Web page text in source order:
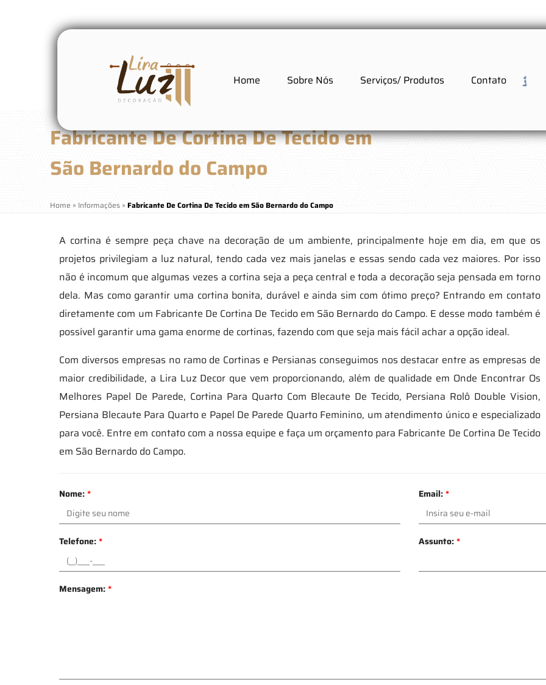
Home Sobre Nós Serviços/ Produtos Contato
Fabricante De Cortina De Tecido em
São Bernardo do Campo
Home » Informações »Fabricante De Cortina De Tecido em São Bernardo do Campo
A cortina é sempre peça chave na decoração de um ambiente, principalmente hoje em dia, em que os
projetos privilegiam a luz natural, tendo cada vez mais janelas e essas sendo cada vez maiores. Por isso
não é incomum que algumas vezes a cortina seja a peça central e toda a decoração seja pensada em torno
dela. Mas como garantir uma cortina bonita, durável e ainda sim com ótimo preço? Entrando em contato
diretamente com um Fabricante De Cortina De Tecido em São Bernardo do Campo. E desse modo também é
possível garantir uma gama enorme de cortinas, fazendo com que seja mais fácil achar a opção ideal.
Com diversos empresas no ramo de Cortinas e Persianas conseguimos nos destacar entre as empresas de
maior credibilidade, a Lira Luz Decor que vem proporcionando, além de qualidade em Onde Encontrar Os
Melhores Papel De Parede, Cortina Para Quarto Com Blecaute De Tecido, Persiana Rolô Double Vision,
Persiana Blecaute Para Quarto e Papel De Parede Quarto Feminino, um atendimento único e especializado
para você. Entre em contato com a nossa equipe e faça um orçamento para Fabricante De Cortina De Tecido
em São Bernardo do Campo.
Nome:* Email:*
Telefone:* Assunto:*
Mensagem:*